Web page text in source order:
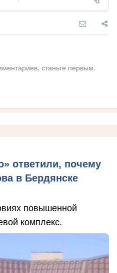
станьте первым.
ответили, почему
в Бердянске
повышенной
комплекс.